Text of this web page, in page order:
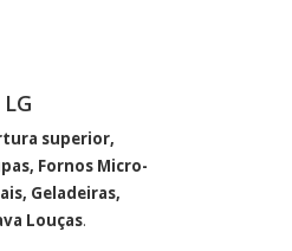
superior,
Fornos Micro-
Geladeiras,
Louças.